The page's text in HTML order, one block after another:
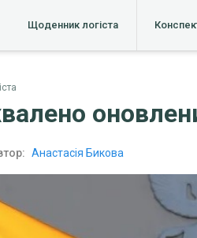
Щоденник логіста
Анастасія Бикова